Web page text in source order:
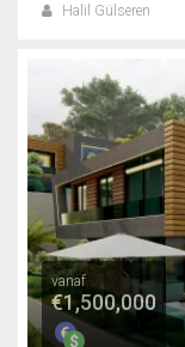
Halil Gülseren
vanaf
€1,500,000